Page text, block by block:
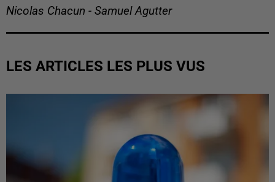
Nicolas Chacun - Samuel Agutter
LES ARTICLES LES PLUS VUS